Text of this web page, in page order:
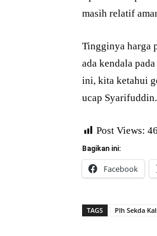
masih relatif
Tingginya harga
ada kendala
ini, kita ketahui
ucap
Post Views:
Bagikan ini:
Facebook
TAGS Plh Sekda